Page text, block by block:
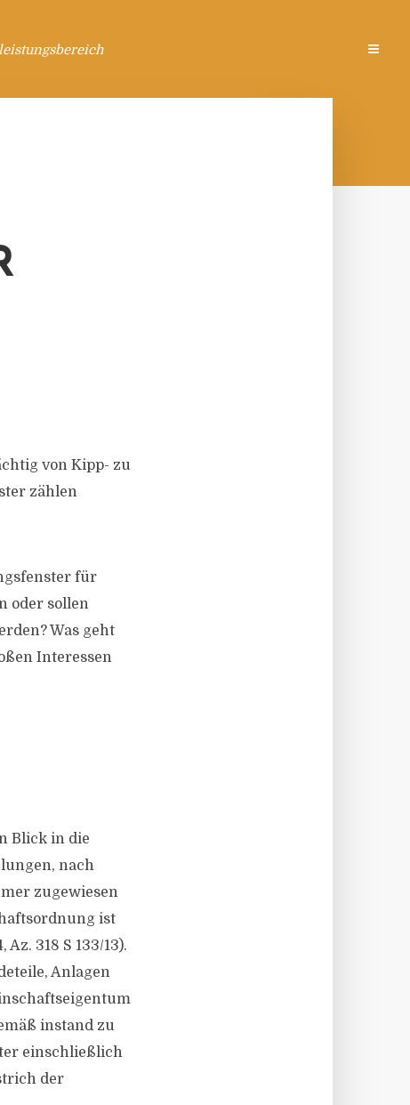
von Kipp- zu
zählen
für
oder sollen
Was geht
Interessen
Blick in die
nach
zugewiesen
ist
318 S 133/13).
Anlagen
instand zu
einschließlich
der